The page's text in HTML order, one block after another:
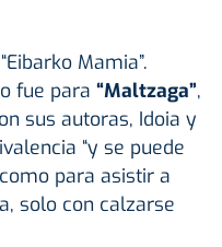
Mamia”.
fue para “Maltzaga”,
sus autoras, Idoia y
“y se puede
para asistir a
solo con calzarse